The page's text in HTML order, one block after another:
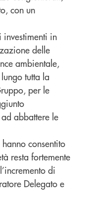
con un
investimenti in
delle
ambientale,
tutta la
per le
abbattere le
consentito
resta fortemente
di
Delegato e